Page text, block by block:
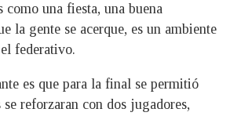
como una fiesta, una buena
la gente se acerque, es un ambiente
federativo.
es que para la final se permitió
se reforzaran con dos jugadores,